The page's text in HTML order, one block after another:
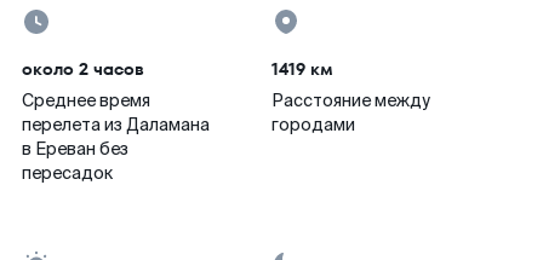
около 2 часов
Среднее время
перелета из Даламана
в Ереван без
пересадок
1419 км
Расстояние между
городами